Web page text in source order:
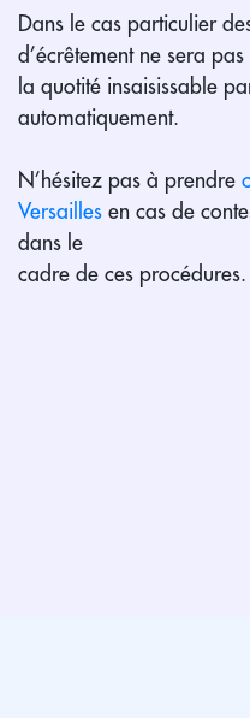
Dans le cas particulier
d’écrêtement ne sera
la quotité insaisissable
automatiquement.
N’hésitez pas à prendre
Versailles en cas de
dans le
cadre de ces procédures.